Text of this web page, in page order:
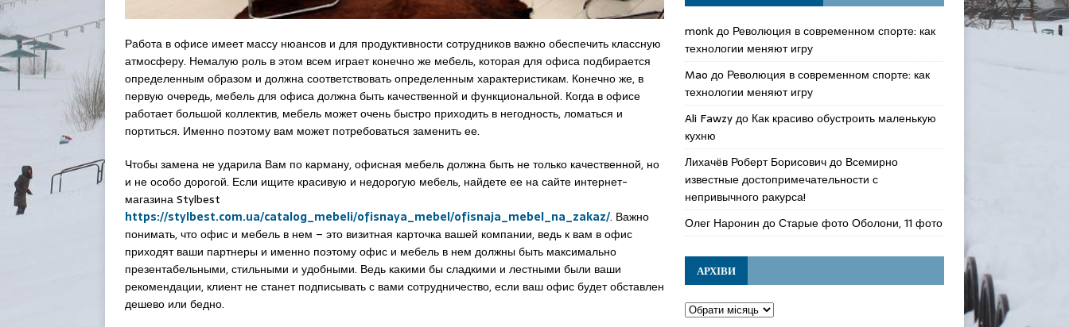
Работа в офисе имеет массу нюансов и для продуктивности сотрудников важно обеспечить классную
атмосферу. Немалую роль в этом всем играет конечно же мебель, которая для офиса подбирается
определенным образом и должна соответствовать определенным характеристикам. Конечно же, в
первую очередь, мебель для офиса должна быть качественной и функциональной. Когда в офисе
работает большой коллектив, мебель может очень быстро приходить в негодность, ломаться и
портиться. Именно поэтому вам может потребоваться заменить ее.
Чтобы замена не ударила Вам по карману, офисная мебель должна быть не только качественной, но
и не особо дорогой. Если ищите красивую и недорогую мебель, найдете ее на сайте интернет-
магазина Stylbest
https://stylbest.com.ua/catalog_mebeli/ofisnaya_mebel/ofisnaja_mebel_na_zakaz/. Важно
понимать, что офис и мебель в нем – это визитная карточка вашей компании, ведь к вам в офис
приходят ваши партнеры и именно поэтому офис и мебель в нем должны быть максимально
презентабельными, стильными и удобными. Ведь какими бы сладкими и лестными были ваши
рекомендации, клиент не станет подписывать с вами сотрудничество, если ваш офис будет обставлен
дешево или бедно.
monkдо Революция в современном спорте: как
технологии меняют игру
Mao до Революция в современном спорте: как
технологии меняют игру
Ali Fawzyдо Как красиво обустроить маленькую
кухню
Лихачёв Роберт Борисовичдо Всемирно
известные достопримечательности с
непривычного ракурса!
Олег Наронин доСтарые фото Оболони, 11 фото
АРХІВИ